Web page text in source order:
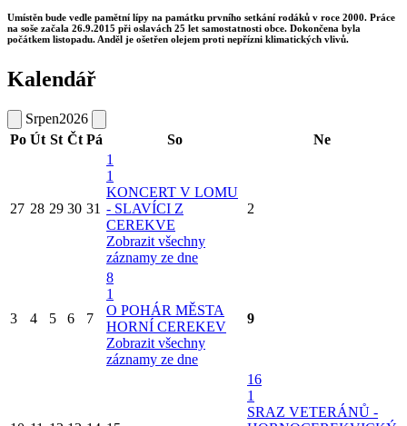
Umístěn bude vedle pamětní lípy na památku prvního setkání rodáků v roce 2000. Práce
na soše začala 26.9.2015 při oslavách 25 let samostatnosti obce. Dokončena byla
počátkem listopadu. Anděl je ošetřen olejem proti nepřízni klimatických vlivů.
Kalendář
Srpen2026
Po Út St Čt Pá So Ne
27 28 29 30 31
1
1
KONCERT V LOMU
- SLAVÍCI Z
CEREKVE
Zobrazit všechny
záznamy ze dne
2
3 4 5 6 7
8
1
O POHÁR MĚSTA
HORNÍ CEREKEV
Zobrazit všechny
záznamy ze dne
9
16
1
SRAZ VETERÁNŮ -